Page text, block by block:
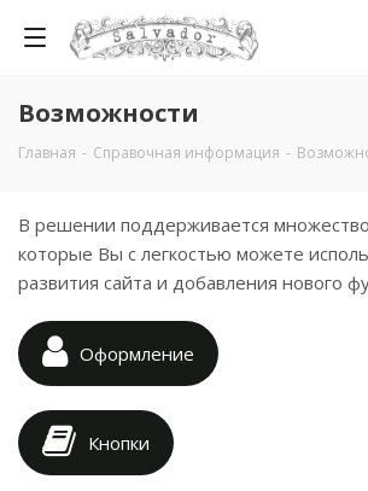
Возможности
Главная - Справочная информация -
В решении поддерживается
которые Вы с легкостью можете
развития сайта и добавления нового
Оформление
Кнопки